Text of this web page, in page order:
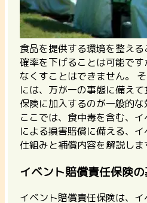
食品を提供する環境を整え
確率を下げることは可能で
なくすことはできません。 そ
には、万が一の事態に備え
保険に加入するのが一般的な
ここでは、食中毒を含む、
による損害賠償に備える、
仕組みと補償内容を解説しま
イベント賠償責任保険
イベント賠償責任保険は、